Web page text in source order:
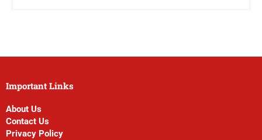
Important Links
About Us
Contact Us
Privacy Policy